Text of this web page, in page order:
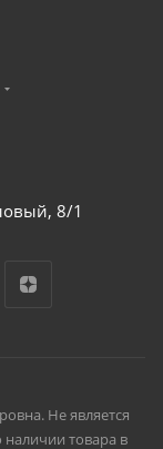
8/1
Не является
товара в